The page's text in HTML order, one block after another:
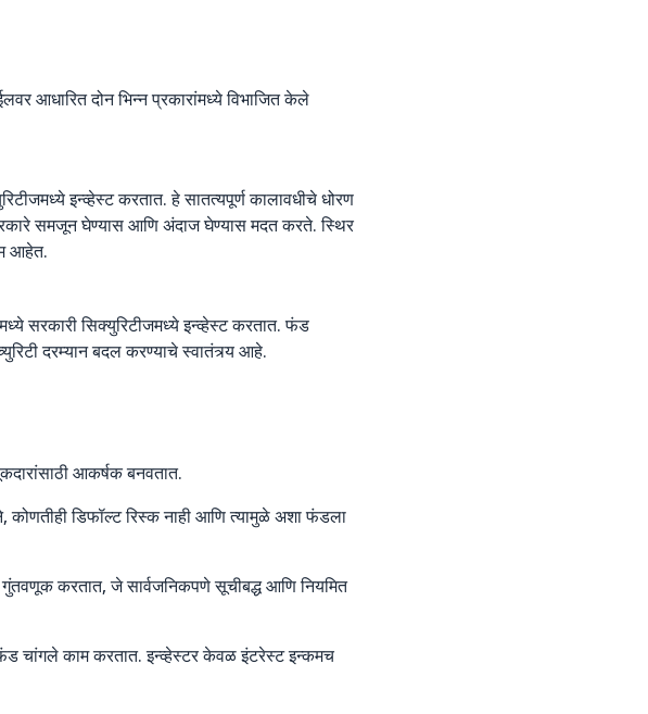
आधारित दोन भिन्न प्रकारांमध्ये विभाजित केले
इन्व्हेस्ट करतात. हे सातत्यपूर्ण कालावधीचे धोरण
प्रकारे समजून घेण्यास आणि अंदाज घेण्यास मदत करते. स्थिर
आहेत.
सरकारी सिक्युरिटीजमध्ये इन्व्हेस्ट करतात. फंड
दरम्यान बदल करण्याचे स्वातंत्र्य आहे.
आकर्षक बनवतात.
डिफॉल्ट रिस्क नाही आणि त्यामुळे अशा फंडला
गुंतवणूक करतात, जे सार्वजनिकपणे सूचीबद्ध आणि नियमित
चांगले काम करतात. इन्व्हेस्टर केवळ इंटरेस्ट इन्कमच